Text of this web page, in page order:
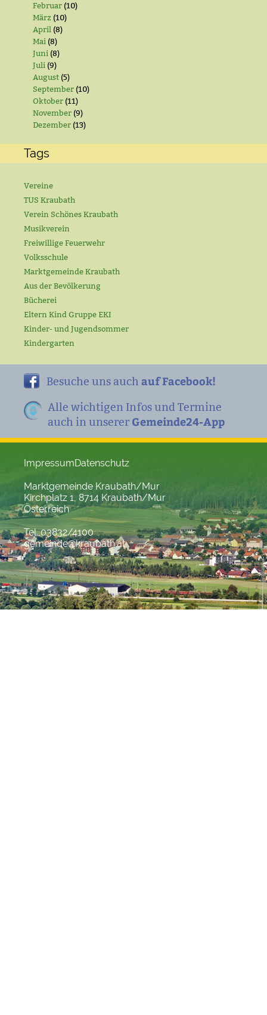
Februar (10)
März (10)
April (8)
Mai (8)
Juni (8)
Juli (9)
August (5)
September (10)
Oktober (11)
November (9)
Dezember (13)
Tags
Vereine
TUS Kraubath
Verein Schönes Kraubath
Musikverein
Freiwillige Feuerwehr
Volksschule
Marktgemeinde Kraubath
Aus der Bevölkerung
Bücherei
Eltern Kind Gruppe EKI
Kinder- und Jugendsommer
Kindergarten
Besuche uns auch auf Facebook!
Alle wichtigen Infos und Termine
auch in unserer Gemeinde24-App
ImpressumDatenschutz
Marktgemeinde Kraubath/Mur
Kirchplatz 1, 8714 Kraubath/Mur
Österreich
Tel. 03832/4100
gemeinde@kraubath.at